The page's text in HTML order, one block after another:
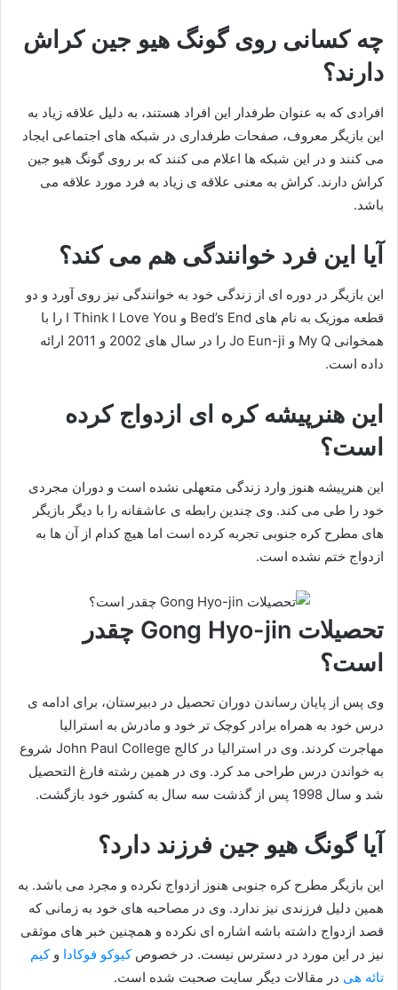
چه کسانی روی گونگ هیو جین کراش
دارند؟
افرادی که به عنوان طرفدار این افراد هستند، به دلیل علاقه زیاد به
این بازیگر معروف، صفحات طرفداری در شبکه های اجتماعی ایجاد
می کنند و در این شبکه ها اعلام می کنند که بر روی گونگ هیو جین
کراش دارند. کراش به معنی علاقه ی زیاد به فرد مورد علاقه می
باشد.
آیا این فرد خوانندگی هم می کند؟
این بازیگر در دوره ای از زندگی خود به خوانندگی نیز روی آورد و دو
قطعه موزیک به نام های Bed’s End و I Think I Love You را با
همخوانی My Q و Jo Eun-ji را در سال های 2002 و 2011 ارائه
داده است.
این هنرپیشه کره ای ازدواج کرده
است؟
این هنرپیشه هنوز وارد زندگی متعهلی نشده است و دوران مجردی
خود را طی می کند. وی چندین رابطه ی عاشقانه را با دیگر بازیگر
های مطرح کره جنوبی تجربه کرده است اما هیچ کدام از آن ها به
ازدواج ختم نشده است.
تحصیلات Gong Hyo-jin چقدر
است؟
وی پس از پایان رساندن دوران تحصیل در دبیرستان، برای ادامه ی
درس خود به همراه برادر کوچک تر خود و مادرش به استرالیا
مهاجرت کردند. وی در استرالیا در کالج John Paul College شروع
به خواندن درس طراحی مد کرد. وی در همین رشته فارغ التحصیل
شد و سال 1998 پس از گذشت سه سال به کشور خود بازگشت.
آیا گونگ هیو جین فرزند دارد؟
این بازیگر مطرح کره جنوبی هنوز ازدواج نکرده و مجرد می باشد. به
همین دلیل فرزندی نیز ندارد. وی در مصاحبه های خود به زمانی که
قصد ازدواج داشته باشه اشاره ای نکرده و همچنین خبر های موثقی
نیز در این مورد در دسترس نیست. در خصوصکیوکو فوکادا وکیم
تائه هی در مقالات دیگر سایت صحبت شده است.